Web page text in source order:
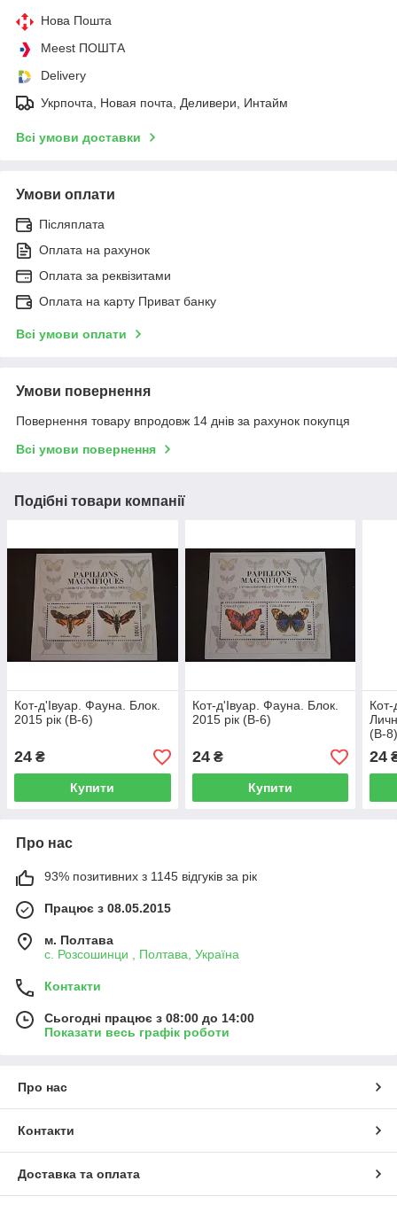
Нова Пошта
Meest ПОШТА
Delivery
Укрпочта, Новая почта, Деливери, Интайм
Всі умови доставки
Умови оплати
Післяплата
Оплата на рахунок
Оплата за реквізитами
Оплата на карту Приват банку
Всі умови оплати
Умови повернення
Повернення товару впродовж 14 днів за рахунок покупця
Всі умови повернення
Подібні товари компанії
Кот-д'Івуар. Фауна. Блок.
2015 рік (В-6)
24 ₴
Купити
Кот-д'Івуар. Фауна. Блок.
2015 рік (В-6)
24₴
Купити
Кот-
(В-
24
Про нас
93% позитивних з 1145 відгуків за рік
Працює з 08.05.2015
м. Полтава
с. Розсошинци , Полтава, Україна
Контакти
Сьогодні працює з 08:00 до 14:00
Показати весь графік роботи
Про нас
Контакти
Доставка та оплата